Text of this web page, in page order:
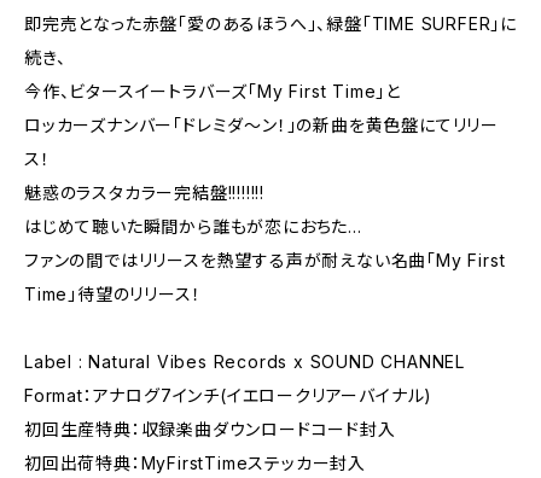
即完売となった赤盤「愛のあるほうへ」、緑盤「TIME SURFER」に
続き、
今作、ビタースイートラバーズ「My First Time」と
ロッカーズナンバー「ドレミダ～ン！」の新曲を黄色盤にてリリー
ス！
魅惑のラスタカラー完結盤!!!!!!!!
はじめて聴いた瞬間から誰もが恋におちた…
ファンの間ではリリースを熱望する声が耐えない名曲「My First
Time」待望のリリース！
Label : Natural Vibes Records x SOUND CHANNEL
Format：アナログ7インチ(イエロークリアーバイナル)
初回生産特典：収録楽曲ダウンロードコード封入
初回出荷特典：MyFirstTimeステッカー封入